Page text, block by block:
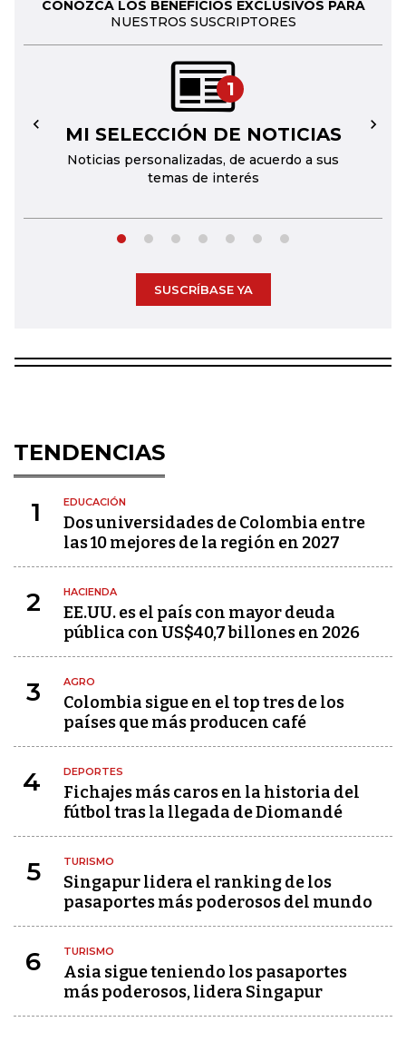
CONOZCA LOS BENEFICIOS EXCLUSIVOS PARA
NUESTROS SUSCRIPTORES
1
MI SELECCIÓN DE NOTICIAS
Noticias personalizadas, de acuerdo a sus
temas de interés
← →
SUSCRÍBASE YA
TENDENCIAS
1 EDUCACIÓN
Dos universidades de Colombia entre
las 10 mejores de la región en 2027
2 HACIENDA
EE.UU. es el país con mayor deuda
pública con US$40,7 billones en 2026
3 AGRO
Colombia sigue en el top tres de los
países que más producen café
4 DEPORTES
Fichajes más caros en la historia del
fútbol tras la llegada de Diomandé
5 TURISMO
Singapur lidera el ranking de los
pasaportes más poderosos del mundo
6 TURISMO
Asia sigue teniendo los pasaportes
más poderosos, lidera Singapur